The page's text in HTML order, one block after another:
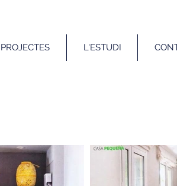
PROJECTES L'ESTUDI